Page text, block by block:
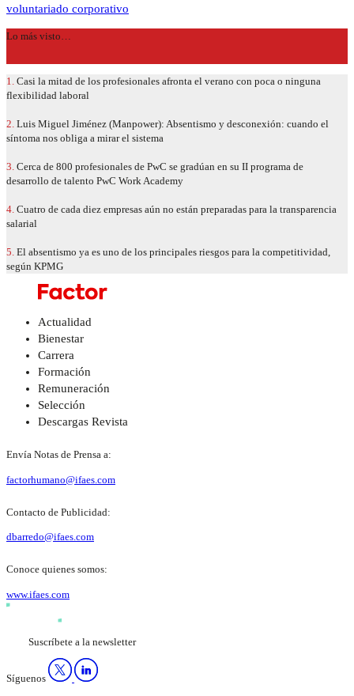
voluntariado corporativo
Lo más visto…
1. Casi la mitad de los profesionales afronta el verano con poca o ninguna
flexibilidad laboral
2. Luis Miguel Jiménez (Manpower): Absentismo y desconexión: cuando el
síntoma nos obliga a mirar el sistema
3. Cerca de 800 profesionales de PwC se gradúan en su II programa de
desarrollo de talento PwC Work Academy
4. Cuatro de cada diez empresas aún no están preparadas para la transparencia
salarial
5. El absentismo ya es uno de los principales riesgos para la competitividad,
según KPMG
Actualidad
Bienestar
Carrera
Formación
Remuneración
Selección
Descargas Revista
Envía Notas de Prensa a:
factorhumano@ifaes.com
Contacto de Publicidad:
dbarredo@ifaes.com
Conoce quienes somos:
www.ifaes.com
Suscríbete a la newsletter
Síguenos